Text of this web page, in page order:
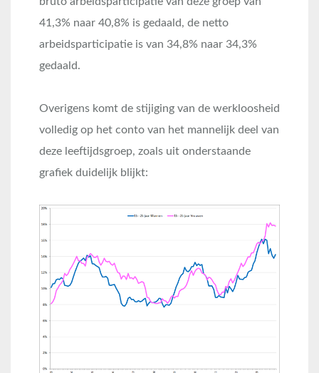
41,3% naar 40,8% is gedaald, de netto
arbeidsparticipatie is van 34,8% naar 34,3%
gedaald.
Overigens komt de stijiging van de werkloosheid
volledig op het conto van het mannelijk deel van
deze leeftijdsgroep, zoals uit onderstaande
grafiek duidelijk blijkt: